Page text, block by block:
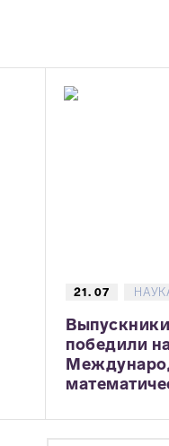
21. 07
победили